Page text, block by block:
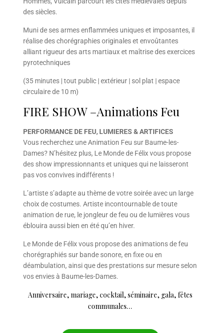
des siècles.
Muni de ses armes enflammées uniques et imposantes, il
réalise des chorégraphies originales et envoûtantes
alliant rigueur des arts martiaux et maîtrise des exercices
pyrotechniques
(35 minutes | tout public | extérieur | sol plat | espace
circulaire de 10 m)
FIRE SHOW –Animations Feu
PERFORMANCE DE FEU, LUMIERES & ARTIFICES
Vous recherchez une Animation Feu sur Baume-les-
Dames? N’hésitez plus, Le Monde de Félix vous propose
des show impressionnants et uniques qui ne laisseront
pas vos convives indifférents !
L’artiste s’adapte au thème de votre soirée avec un large
choix de costumes. Artiste incontournable de toute
animation de rue, le jongleur de feu ou de lumières vous
éblouira aussi bien en été qu’en hiver.
Le Monde de Félix vous propose des animations de feu
chorégraphiés sur bande sonore, en fixe ou en
déambulation, ainsi que des prestations sur mesure selon
vos envies à Baume-les-Dames.
Anniversaire, mariage, cocktail, séminaire, gala, fêtes
communales…